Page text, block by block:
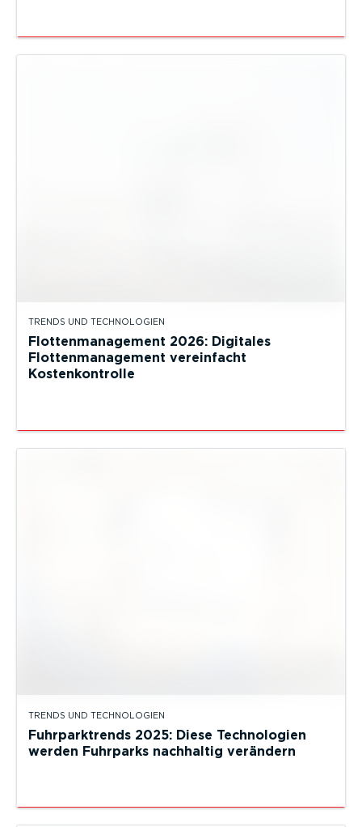
TRENDS UND TECHNOLOGIEN
Flottenmanagement 2026: Digitales
Flottenmanagement vereinfacht
Kostenkontrolle
TRENDS UND TECHNOLOGIEN
Fuhrparktrends 2025: Diese Technologien
werden Fuhrparks nachhaltig verändern